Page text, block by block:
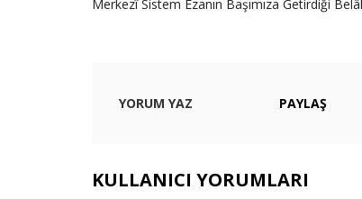
Merkezî Sistem Ezanın Başımıza Getirdiği
YORUM YAZ PAYLAŞ
KULLANICI YORUMLARI